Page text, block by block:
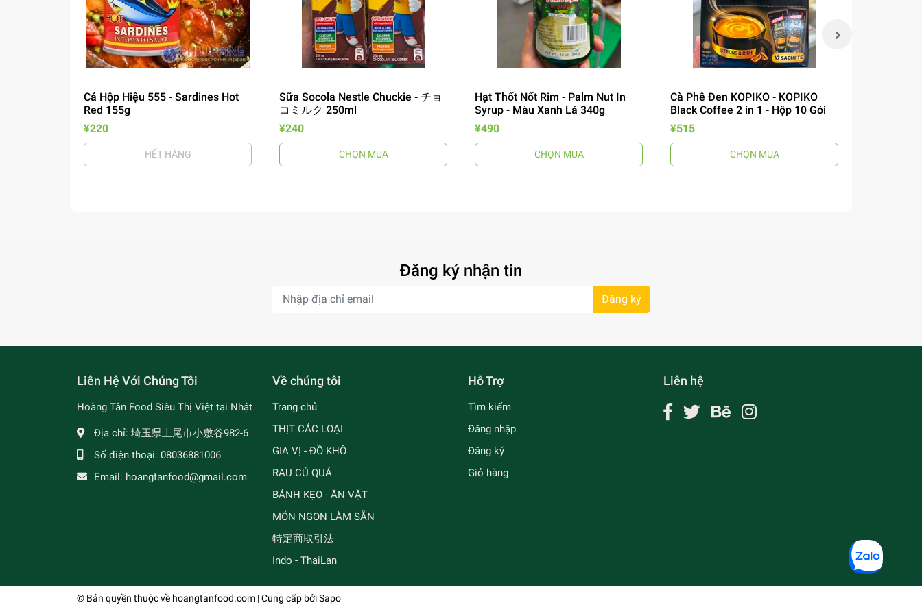
Cá Hộp Hiệu 555 - Sardines Hot
Red 155g
¥220
HẾT HÀNG
Sữa Socola Nestle Chuckie - チョ
コミルク 250ml
¥240
CHỌN MUA
Hạt Thốt Nốt Rim - Palm Nut In
Syrup - Màu Xanh Lá 340g
¥490
CHỌN MUA
Cà Phê Đen KOPIKO - KOPIKO
Black Coffee 2 in 1 - Hộp 10 Gói
¥515
CHỌN MUA
Đăng ký nhận tin
Đăng ký
Liên Hệ Với Chúng Tôi
Hoàng Tân Food Siêu Thị Việt tại Nhật
Địa chỉ: 埼玉県上尾市小敷谷982-6
Số điện thoại: 08036881006
Email: hoangtanfood@gmail.com
Về chúng tôi
Trang chủ
THỊT CÁC LOẠI
GIA VỊ - ĐỒ KHÔ
RAU CỦ QUẢ
BÁNH KẸO - ĂN VẶT
MÓN NGON LÀM SẴN
特定商取引法
Indo - ThaiLan
Hỗ Trợ
Tìm kiếm
Đăng nhập
Đăng ký
Giỏ hàng
Liên hệ
© Bản quyền thuộc về hoangtanfood.com | Cung cấp bởiSapo